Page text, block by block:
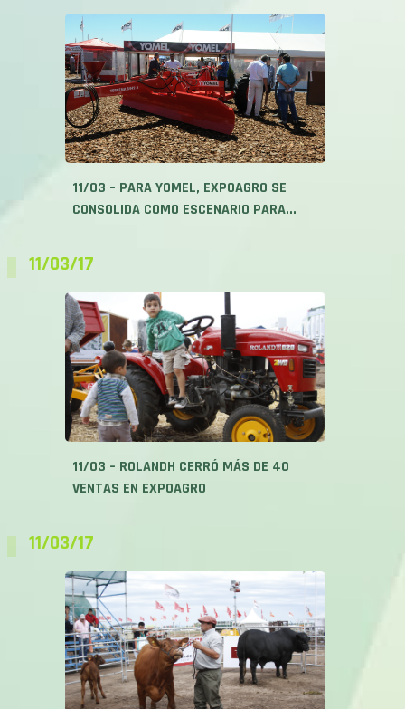
11/03 – PARA YOMEL, EXPOAGRO SE
CONSOLIDA COMO ESCENARIO PARA...
11/03/17
11/03 – ROLANDH CERRÓ MÁS DE 40
VENTAS EN EXPOAGRO
11/03/17